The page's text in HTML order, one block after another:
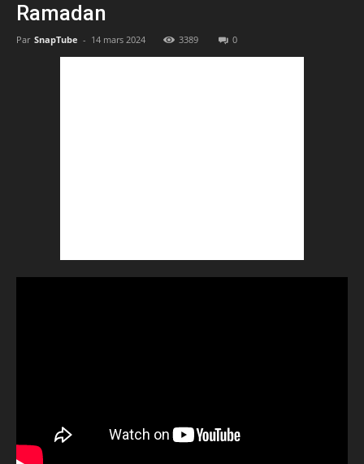
Ramadan
Par SnapTube - 14 mars 2024 3389 0